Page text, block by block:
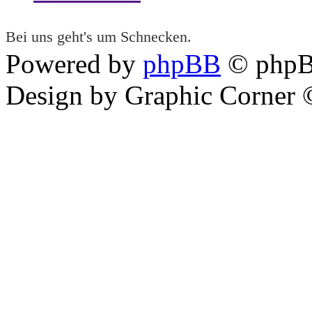
Bei uns geht's um Schnecken.
Powered by phpBB ©
Design by Graphic Corner